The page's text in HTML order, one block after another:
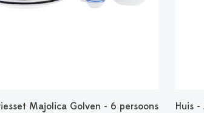
Majolica Golven - 6 persoons
Huis -